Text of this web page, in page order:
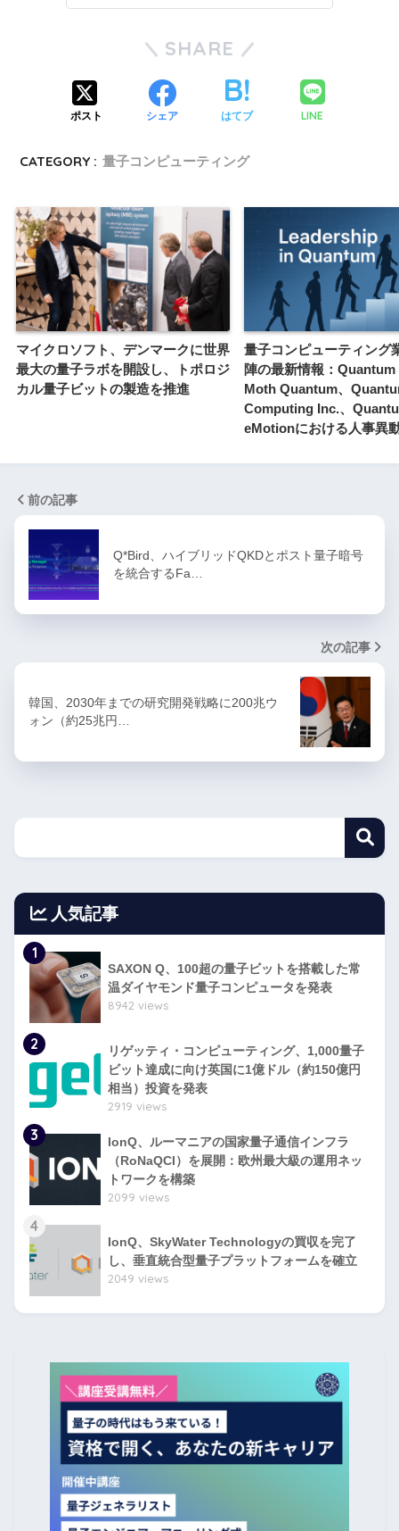
SHARE
ポスト シェア はてブ LINE
CATEGORY : 量子コンピューティング
マイクロソフト、デンマークに世界
最大の量子ラボを開設し、トポロジ
カル量子ビットの製造を推進
量子コンピューティング
陣の最新情報：
Moth Quantum、
Computing Inc.、
eMotionにおける人事異
前の記事
Q*Bird、ハイブリッドQKDとポスト量子暗号
を統合するFa…
次の記事
韓国、2030年までの研究開発戦略に200兆ウ
ォン（約25兆円…
人気記事
1
SAXON Q、100超の量子ビットを搭載した常
温ダイヤモンド量子コンピュータを発表
8942 views
2
リゲッティ・コンピューティング、1,000量子
ビット達成に向け英国に1億ドル（約150億円
相当）投資を発表
2919 views
3
IonQ、ルーマニアの国家量子通信インフラ
（RoNaQCI）を展開：欧州最大級の運用ネッ
トワークを構築
2099 views
4
IonQ、SkyWater Technologyの買収を完了
し、垂直統合型量子プラットフォームを確立
2049 views